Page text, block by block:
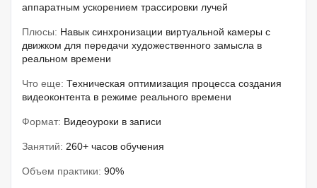
аппаратным ускорением трассировки лучей
Плюсы: Навык синхронизации виртуальной камеры с
движком для передачи художественного замысла в
реальном времени
Что еще: Техническая оптимизация процесса создания
видеоконтента в режиме реального времени
Формат: Видеоуроки в записи
Занятий: 260+ часов обучения
Объем практики: 90%